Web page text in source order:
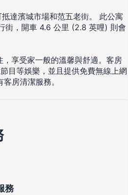
達濱城市場和范五老街。 此公寓
街，開車 4.6 公里 (2.8 英哩) 則會
享受家一般的溫馨與舒適。客房
目等娛樂，並且提供免費無線上網
房清潔服務。
務